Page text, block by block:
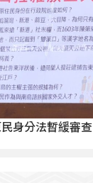
身分法暫緩審查